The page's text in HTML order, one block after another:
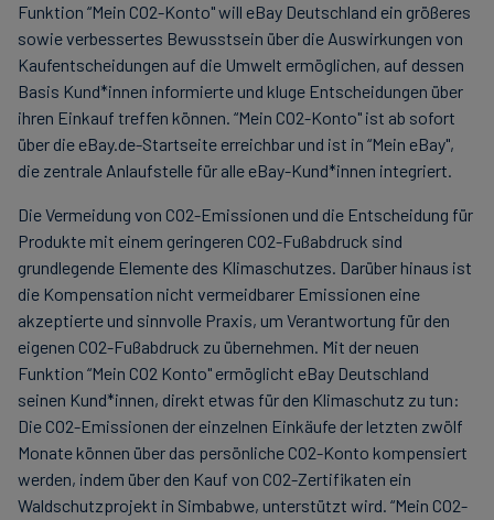
Funktion “Mein CO2-Konto" will eBay Deutschland ein größeres
sowie verbessertes Bewusstsein über die Auswirkungen von
Kaufentscheidungen auf die Umwelt ermöglichen, auf dessen
Basis Kund*innen informierte und kluge Entscheidungen über
ihren Einkauf treffen können. “Mein CO2-Konto" ist ab sofort
über die eBay.de-Startseite erreichbar und ist in “Mein eBay",
die zentrale Anlaufstelle für alle eBay-Kund*innen integriert.
Die Vermeidung von CO2-Emissionen und die Entscheidung für
Produkte mit einem geringeren CO2-Fußabdruck sind
grundlegende Elemente des Klimaschutzes. Darüber hinaus ist
die Kompensation nicht vermeidbarer Emissionen eine
akzeptierte und sinnvolle Praxis, um Verantwortung für den
eigenen CO2-Fußabdruck zu übernehmen. Mit der neuen
Funktion “Mein CO2 Konto" ermöglicht eBay Deutschland
seinen Kund*innen, direkt etwas für den Klimaschutz zu tun:
Die CO2-Emissionen der einzelnen Einkäufe der letzten zwölf
Monate können über das persönliche CO2-Konto kompensiert
werden, indem über den Kauf von CO2-Zertifikaten ein
Waldschutzprojekt in Simbabwe, unterstützt wird. “Mein CO2-